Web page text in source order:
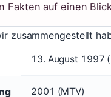
Fakten auf einen
zusammengestellt
13. August 1997
2001 (MTV)